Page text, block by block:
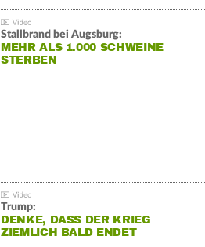
Stallbrand bei Augsburg:
MEHR ALS 1.000 SCHWEINE
STERBEN
Trump:
DENKE, DASS DER KRIEG
ZIEMLICH BALD ENDET